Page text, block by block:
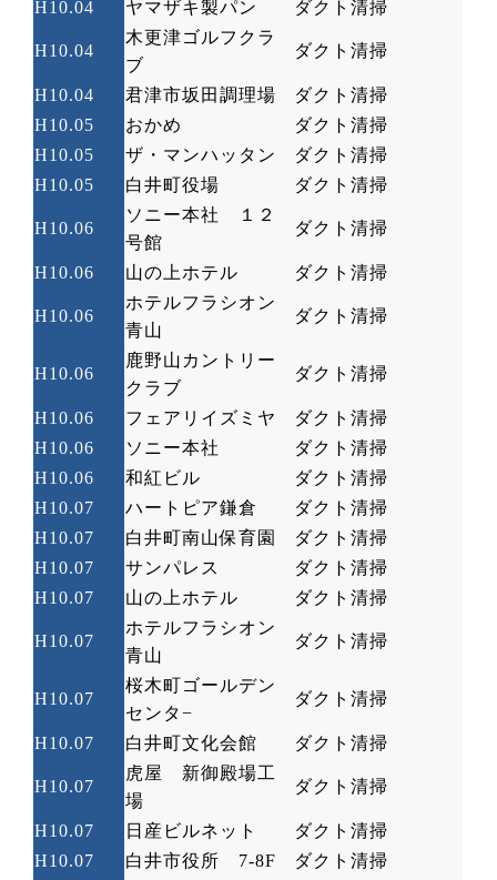
H10.04 ヤマザキ製パン ダクト清掃
H10.04
木更津ゴルフクラ
ブ
ダクト清掃
H10.04 君津市坂田調理場
ダクト清掃
H10.05
おかめ
ダクト清掃
H10.05
ザ・マンハッタン
ダクト清掃
H10.05
白井町役場 ダクト清掃
H10.06
ソニー本社 １２
号館
ダクト清掃
H10.06 山の上ホテル ダクト清掃
H10.06
ホテルフラシオン
青山
ダクト清掃
H10.06
鹿野山カントリー
クラブ
ダクト清掃
H10.06 フェアリイズミヤ
ダクト清掃
H10.06
ソニー本社
ダクト清掃
H10.06
和紅ビル
ダクト清掃
H10.07
ハートピア鎌倉
ダクト清掃
H10.07
白井町南山保育園
ダクト清掃
H10.07
サンパレス
ダクト清掃
H10.07
山の上ホテル ダクト清掃
H10.07
ホテルフラシオン
青山
ダクト清掃
H10.07
桜木町ゴールデン
センタ−
ダクト清掃
H10.07 白井町文化会館 ダクト清掃
H10.07
虎屋 新御殿場工
場
ダクト清掃
H10.07 日産ビルネット
ダクト清掃
H10.07
白井市役所 7-8F ダクト清掃